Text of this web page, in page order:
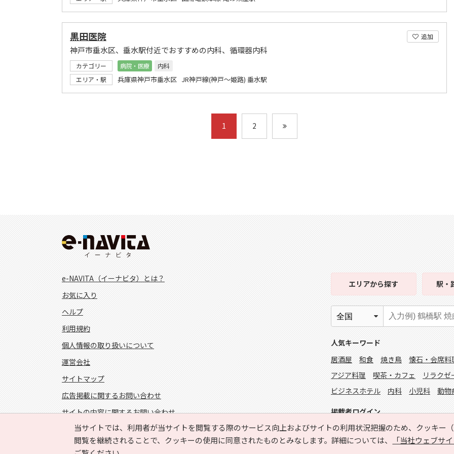
追加
黒田医院
神戸市垂水区、垂水駅付近でおすすめの内科、循環器内科
カテゴリー 病院・医療
内科
エリア・駅
兵庫県神戸市垂水区 JR神戸線(神戸～姫路) 垂水駅
1 2
当サイトでは、利用者が当サイトを閲覧する際のサービス向上およびサイトの利用状況把握のため、クッキー
閲覧を継続されることで、クッキーの使用に同意されたものとみなします。詳細については、
「当社ウェブサ
e-NAVITA（イーナビタ）とは？
お気に入り
ヘルプ
利用規約
個人情報の取り扱いについて
運営会社
サイトマップ
広告掲載に関するお問い合わせ
サイトの内容に関するお問い合わせ
エリアから探す 駅・
人気キーワード
居酒屋
和食 焼き鳥 懐石・会席料
アジア料理
喫茶・カフェ リラクゼ
ビジネスホテル
内科 小児科 動物
掲載者ログイン
FOLLOW US!